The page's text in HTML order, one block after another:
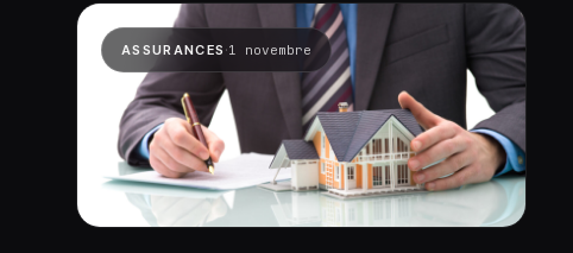
ASSURANCES ·1 novembre